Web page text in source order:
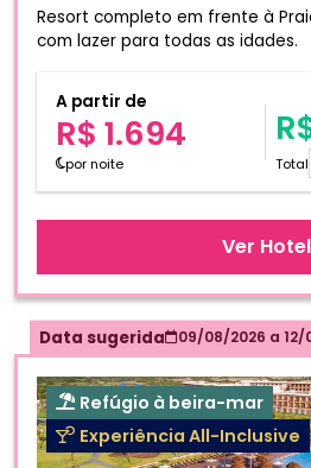
Resort completo em frente à
com lazer para todas as idades.
A partir de
R$ 1.694
por noite Total
Ver Hotel
Data sugerida 09/08/2026 a 12/
Refúgio à beira-mar
Experiência All-Inclusive